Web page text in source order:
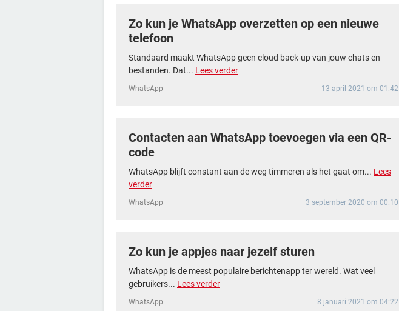
Zo kun je WhatsApp overzetten op een nieuwe
telefoon
Standaard maakt WhatsApp geen cloud back-up van jouw chats en
bestanden. Dat... Lees verder
WhatsApp 13 april 2021 om 01:42
Contacten aan WhatsApp toevoegen via een QR-
code
WhatsApp blijft constant aan de weg timmeren als het gaat om... Lees
verder
WhatsApp 3 september 2020 om 00:10
Zo kun je appjes naar jezelf sturen
WhatsApp is de meest populaire berichtenapp ter wereld. Wat veel
gebruikers... Lees verder
WhatsApp 8 januari 2021 om 04:22